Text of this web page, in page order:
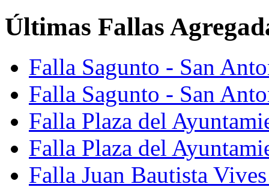
Últimas Fallas
Falla Sagunto - San
Falla Sagunto - San
Falla Plaza del
Falla Plaza del
Falla Juan Bautista